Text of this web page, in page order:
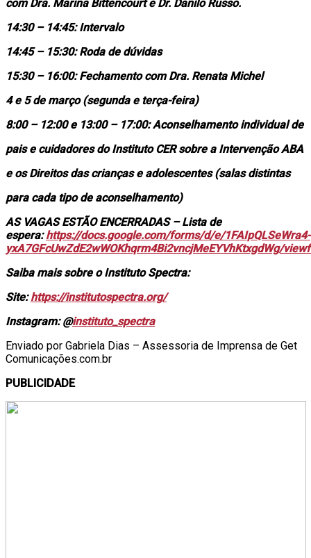
com Dra. Marina Bittencourt e Dr. Danilo Russo.
14:30 – 14:45: Intervalo
14:45 – 15:30: Roda de dúvidas
15:30 – 16:00: Fechamento com Dra. Renata Michel
4 e 5 de março (segunda e terça-feira)
8:00 – 12:00 e 13:00 – 17:00: Aconselhamento individual de
pais e cuidadores do Instituto CER sobre a Intervenção ABA
e os Direitos das crianças e adolescentes (salas distintas
para cada tipo de aconselhamento)
AS VAGAS ESTÃO ENCERRADAS – Lista de
espera:https://docs.google.com/forms/d/e/1FAIpQLSeWra4-
yxA7GFcUwZdE2wWOKhqrm4Bi2vncjMeEYVhKtxgdWg/
Saiba mais sobre o Instituto Spectra:
Site:https://institutospectra.org/
Instagram: @instituto_spectra
Enviado por Gabriela Dias – Assessoria de Imprensa de Get
Comunicações.com.br
PUBLICIDADE